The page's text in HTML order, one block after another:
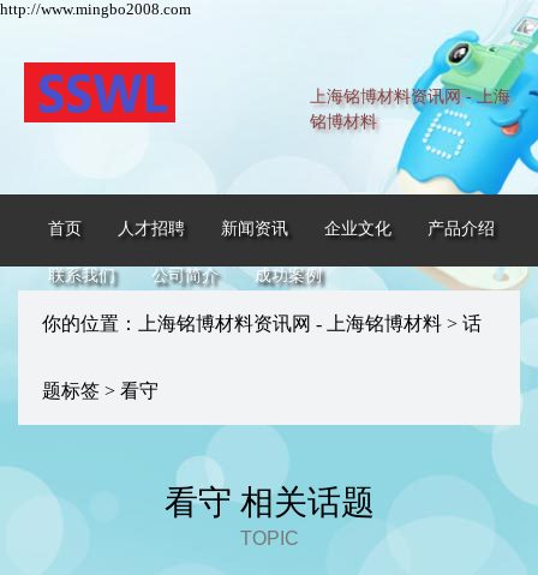
http://www.mingbo2008.com
上海铭博材料资讯网 - 上海
铭博材料
首页 人才招聘 新闻资讯 企业文化 产品介绍
联系我们 公司简介 成功案例
你的位置： 上海铭博材料资讯网 - 上海铭博材料 > 话
题标签 > 看守
看守 相关话题
TOPIC